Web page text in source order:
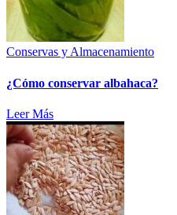
Conservas y Almacenamiento
¿Cómo conservar albahaca?
Leer Más